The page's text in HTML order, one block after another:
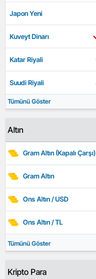
Japon Yeni
Kuveyt Dinarı
Katar Riyali
Suudi Riyali
Tümünü Göster
Altın
Gram Altın (Kapalı Çarşı)
Gram Altın
Ons Altın / USD
Ons Altın / TL
Tümünü Göster
Kripto Para